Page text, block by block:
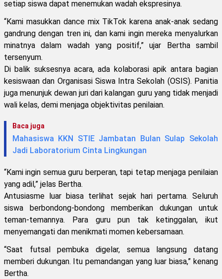
setiap siswa dapat menemukan wadah ekspresinya.
“Kami masukkan dance mix TikTok karena anak-anak sedang
gandrung dengan tren ini, dan kami ingin mereka menyalurkan
minatnya dalam wadah yang positif,” ujar Bertha sambil
tersenyum.
Di balik suksesnya acara, ada kolaborasi apik antara bagian
kesiswaan dan Organisasi Siswa Intra Sekolah (OSIS). Panitia
juga menunjuk dewan juri dari kalangan guru yang tidak menjadi
wali kelas, demi menjaga objektivitas penilaian.
Baca juga
Mahasiswa KKN STIE Jambatan Bulan Sulap Sekolah
Jadi Laboratorium Cinta Lingkungan
“Kami ingin semua guru berperan, tapi tetap menjaga penilaian
yang adil,” jelas Bertha.
Antusiasme luar biasa terlihat sejak hari pertama. Seluruh
siswa berbondong-bondong memberikan dukungan untuk
teman-temannya. Para guru pun tak ketinggalan, ikut
menyemangati dan menikmati momen kebersamaan.
“Saat futsal pembuka digelar, semua langsung datang
memberi dukungan. Itu pemandangan yang luar biasa,” kenang
Bertha.